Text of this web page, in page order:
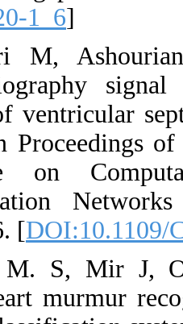
981-10-
8.
diagnosis
children,
2017:62-
9.
efficient